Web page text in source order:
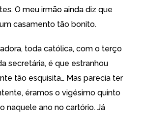
O meu irmão ainda diz que
casamento tão bonito.
toda católica, com o terço
secretária, é que estranhou
tão esquisita… Mas parecia ter
éramos o vigésimo quinto
naquele ano no cartório. Já